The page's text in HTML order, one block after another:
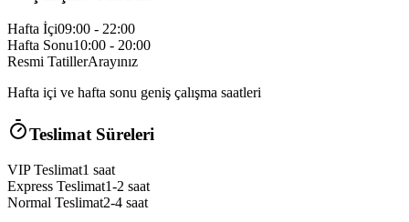
Hafta İçi09:00 - 22:00
Hafta Sonu10:00 - 20:00
Resmi TatillerArayınız
Hafta içi ve hafta sonu geniş çalışma saatleri
Teslimat Süreleri
VIP Teslimat1 saat
Express Teslimat1-2 saat
Normal Teslimat2-4 saat